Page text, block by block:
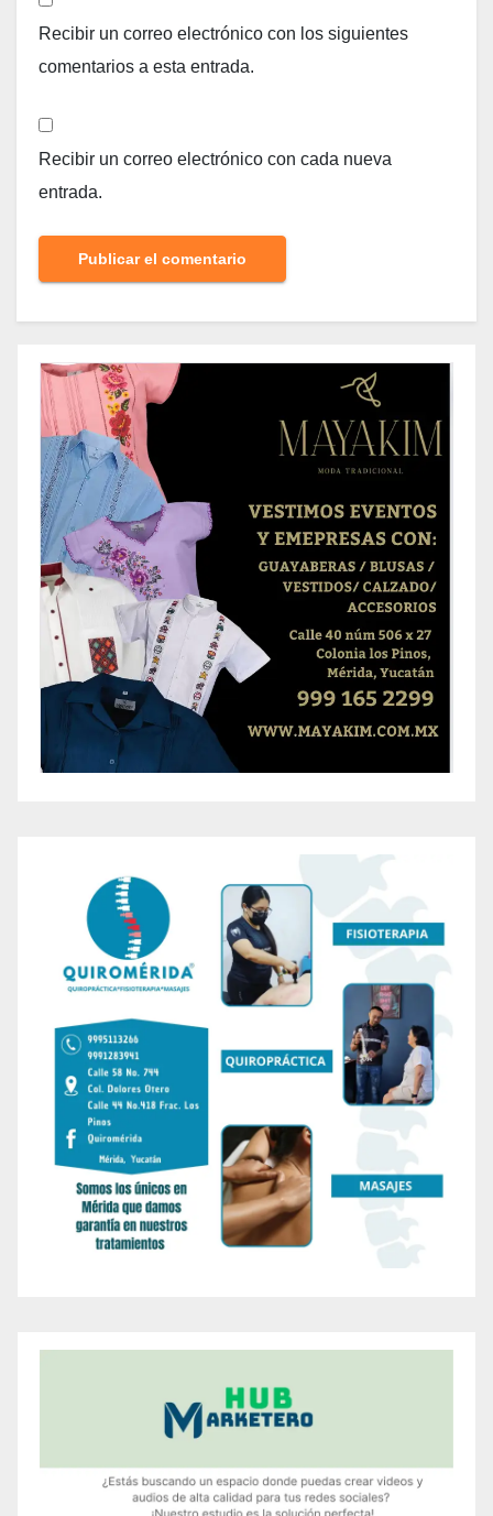
Recibir un correo electrónico con los siguientes
comentarios a esta entrada.
Recibir un correo electrónico con cada nueva
entrada.